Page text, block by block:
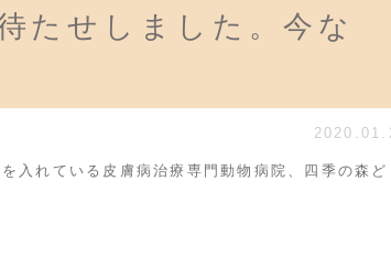
たせしました。今な
入れている皮膚病治療専門動物病院、四季の森ど